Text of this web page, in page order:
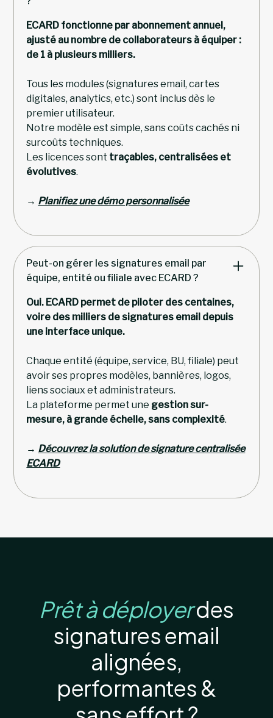
ECARD fonctionne par abonnement annuel,
ajusté au nombre de collaborateurs à équiper :
de 1 à plusieurs milliers.
Tous les modules (signatures email, cartes
digitales, analytics, etc.) sont inclus dès le
premier utilisateur.
Notre modèle est simple, sans coûts cachés ni
surcoûts techniques.
Les licences sont traçables, centralisées et
évolutives.
→ Planifiez une démo personnalisée
Peut-on gérer les signatures email par
équipe, entité ou filiale avec ECARD ?
Oui. ECARD permet de piloter des centaines,
voire des milliers de signatures email depuis
une interface unique.
Chaque entité (équipe, service, BU, filiale) peut
avoir ses propres modèles, bannières, logos,
liens sociaux et administrateurs.
La plateforme permet une gestion sur-
mesure, à grande échelle, sans complexité.
→ Découvrez la solution de signature centralisée
ECARD
Prêt à déployerdes
signatures email
alignées,
performantes &